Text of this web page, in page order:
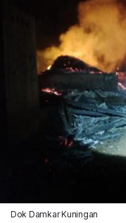
Dok Damkar Kuningan